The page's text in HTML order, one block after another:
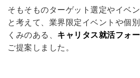
そもそものターゲット選定やイベ
と考えて、業界限定イベントや個
くみのある、 キャリタス就活フォ
ご提案しました。